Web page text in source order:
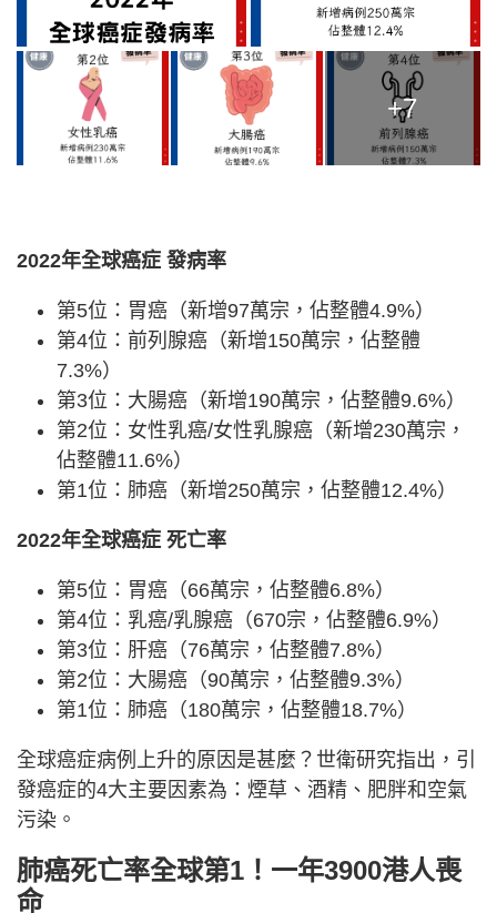
+7
2022年全球癌症 發病率
第5位：胃癌（新增97萬宗，佔整體4.9%）
第4位：前列腺癌（新增150萬宗，佔整體
7.3%）
第3位：大腸癌（新增190萬宗，佔整體9.6%）
第2位：女性乳癌/女性乳腺癌（新增230萬宗，
佔整體11.6%）
第1位：肺癌（新增250萬宗，佔整體12.4%）
2022年全球癌症 死亡率
第5位：胃癌（66萬宗，佔整體6.8%）
第4位：乳癌/乳腺癌（670宗，佔整體6.9%）
第3位：肝癌（76萬宗，佔整體7.8%）
第2位：大腸癌（90萬宗，佔整體9.3%）
第1位：肺癌（180萬宗，佔整體18.7%）
全球癌症病例上升的原因是甚麼？世衛研究指出，引
發癌症的4大主要因素為：煙草、酒精、肥胖和空氣
污染。
肺癌死亡率全球第1！一年3900港人喪
命